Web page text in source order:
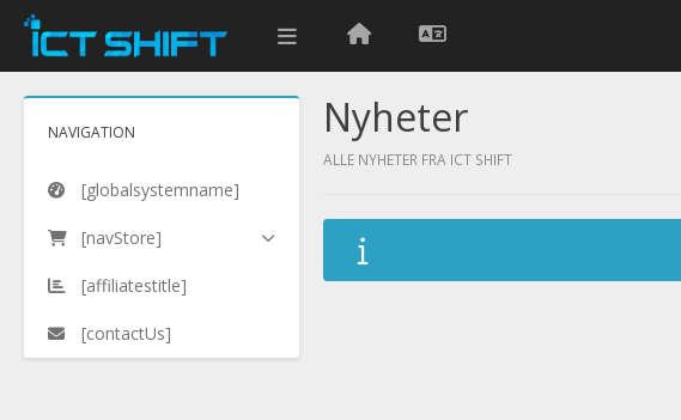
NAVIGATION
[globalsystemname]
[navStore]
[affiliatestitle]
[contactUs]
Nyheter
ALLE NYHETER FRA ICT SHIFT